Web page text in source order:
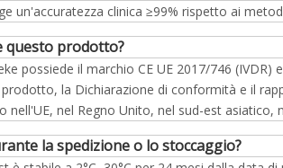
un'accuratezza clinica ≥99% rispetto ai
questo prodotto?
possiede il marchio CE UE 2017/746
la Dichiarazione di conformità e il
nel Regno Unito, nel sud-est
la spedizione o lo stoccaggio?